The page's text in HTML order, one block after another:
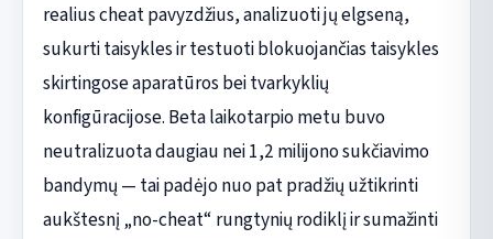
realius cheat pavyzdžius, analizuoti jų elgseną,
sukurti taisykles ir testuoti blokuojančias taisykles
skirtingose aparatūros bei tvarkyklių
konfigūracijose. Beta laikotarpio metu buvo
neutralizuota daugiau nei 1,2 milijono sukčiavimo
bandymų — tai padėjo nuo pat pradžių užtikrinti
aukštesnį „no-cheat“ rungtynių rodiklį ir sumažinti